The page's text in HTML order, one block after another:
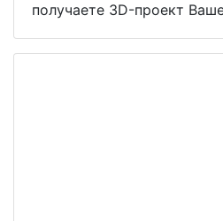
получаете 3D-проект